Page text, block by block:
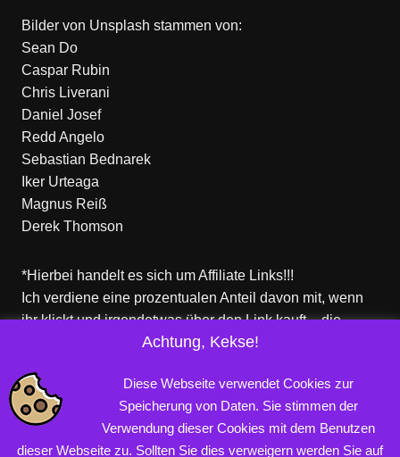
Bilder von Unsplash stammen von:
Sean Do
Caspar Rubin
Chris Liverani
Daniel Josef
Redd Angelo
Sebastian Bednarek
Iker Urteaga
Magnus Reiß
Derek Thomson
*Hierbei handelt es sich um Affiliate Links!!!
Ich verdiene eine prozentualen Anteil davon mit, wenn
ihr klickt und irgendetwas über den Link kauft – die
Produkte dort sind aber nicht von mir!
Copyright © 2026 PROFINERD.DE. Alle Rechte vorbehalten.
Achtung, Kekse!
Diese Webseite verwendet Cookies zur
Speicherung von Daten. Sie stimmen der
Verwendung dieser Cookies mit dem Benutzen
dieser Webseite zu. Sollten Sie dies verweigern werden Sie auf